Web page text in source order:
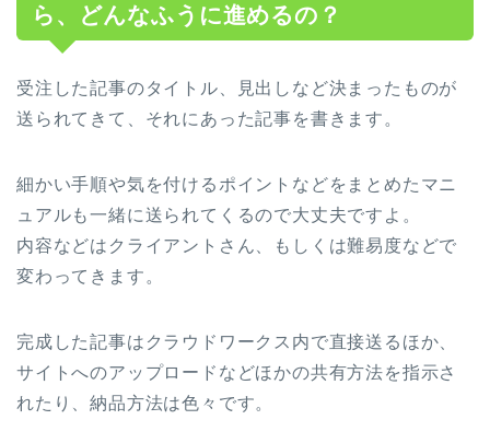
ら、どんなふうに進めるの？
受注した記事のタイトル、見出しなど決まったものが
送られてきて、それにあった記事を書きます。
細かい手順や気を付けるポイントなどをまとめたマニ
ュアルも一緒に送られてくるので大丈夫ですよ。
内容などはクライアントさん、もしくは難易度などで
変わってきます。
完成した記事はクラウドワークス内で直接送るほか、
サイトへのアップロードなどほかの共有方法を指示さ
れたり、納品方法は色々です。